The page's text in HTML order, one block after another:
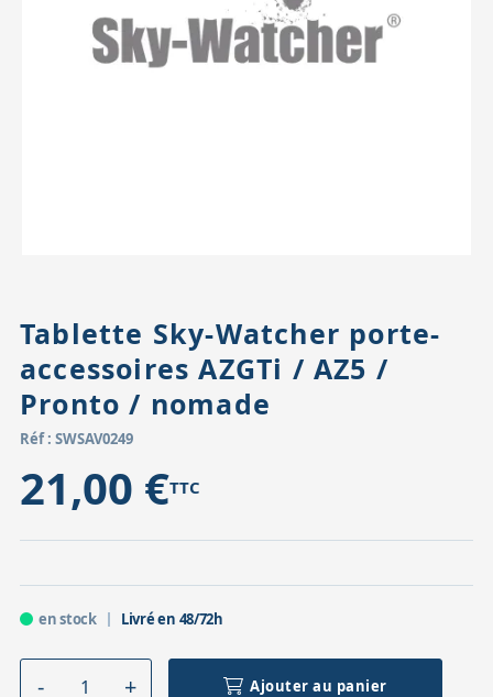
Accessoires pour montures
Têtes
Pièces détachées
Tablette Sky-Watcher porte-
accessoires AZGTi / AZ5 /
Pronto / nomade
Réf : SWSAV0249
21,00 €TTC
en stock Livré en 48/72h
Ajouter au panier